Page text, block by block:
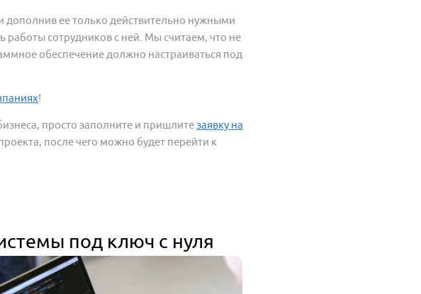
дополнив ее только действительно нужными
сотрудников с ней. Мы считаем, что не
обеспечение должно настраиваться под
!
просто заполните и пришлите заявку на
после чего можно будет перейти к
под ключ с нуля